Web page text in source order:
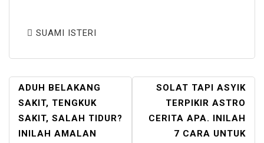
SUAMI ISTERI
POST
NAVIGATION
ADUH BELAKANG
SAKIT, TENGKUK
SAKIT, SALAH TIDUR?
INILAH AMALAN
SOLAT TAPI ASYIK
TERPIKIR ASTRO
CERITA APA. INILAH
7 CARA UNTUK